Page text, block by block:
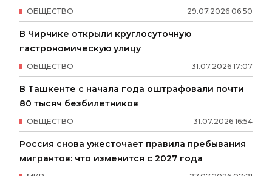
29.07.2026 06:50
ОБЩЕСТВО
В Чирчике открыли круглосуточную
гастрономическую улицу
31.07.2026 17:07
ОБЩЕСТВО
В Ташкенте с начала года оштрафовали почти
80 тысяч безбилетников
31.07.2026 16:54
ОБЩЕСТВО
Россия снова ужесточает правила пребывания
мигрантов: что изменится с 2027 года